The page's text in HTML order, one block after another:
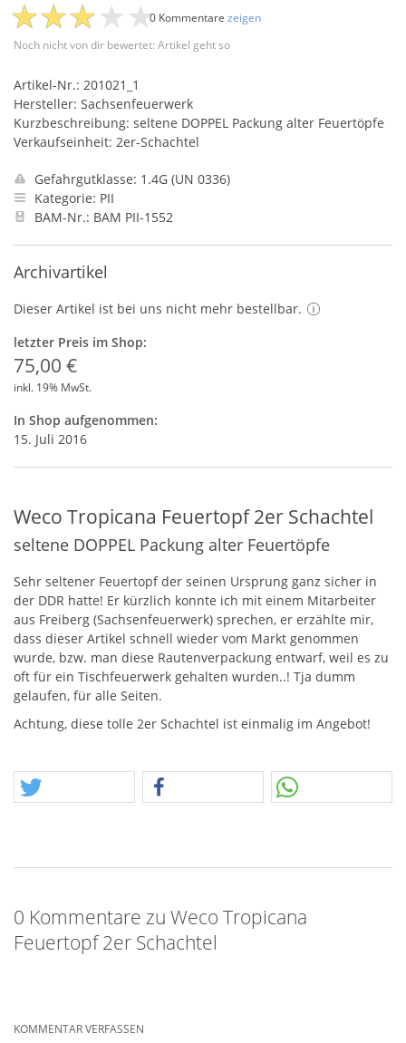
Noch nicht von dir bewertet: Artikel geht so
0 Kommentare zeigen
Artikel-Nr.: 201021_1
Hersteller: Sachsenfeuerwerk
Kurzbeschreibung: seltene DOPPEL Packung alter Feuertöpfe
Verkaufseinheit: 2er-Schachtel
Gefahrgutklasse: 1.4G (UN 0336)
Kategorie: PII
BAM-Nr.: BAM PII-1552
Archivartikel
Dieser Artikel ist bei uns nicht mehr bestellbar.
letzter Preis im Shop:
75,00 €
inkl. 19% MwSt.
In Shop aufgenommen:
15. Juli 2016
Weco Tropicana Feuertopf 2er Schachtel
seltene DOPPEL Packung alter Feuertöpfe
Sehr seltener Feuertopf der seinen Ursprung ganz sicher in
der DDR hatte! Er kürzlich konnte ich mit einem Mitarbeiter
aus Freiberg (Sachsenfeuerwerk) sprechen, er erzählte mir,
dass dieser Artikel schnell wieder vom Markt genommen
wurde, bzw. man diese Rautenverpackung entwarf, weil es zu
oft für ein Tischfeuerwerk gehalten wurden..! Tja dumm
gelaufen, für alle Seiten.
Achtung, diese tolle 2er Schachtel ist einmalig im Angebot!
0 Kommentare zu Weco Tropicana
Feuertopf 2er Schachtel
KOMMENTAR VERFASSEN